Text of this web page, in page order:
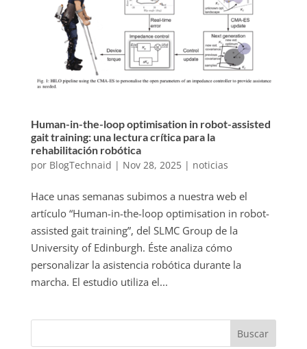
Human-in-the-loop optimisation in robot-assisted
gait training: una lectura crítica para la
rehabilitación robótica
por BlogTechnaid | Nov 28, 2025| noticias
Hace unas semanas subimos a nuestra web el
artículo “Human-in-the-loop optimisation in robot-
assisted gait training”, del SLMC Group de la
University of Edinburgh. Éste analiza cómo
personalizar la asistencia robótica durante la
marcha. El estudio utiliza el...
Buscar